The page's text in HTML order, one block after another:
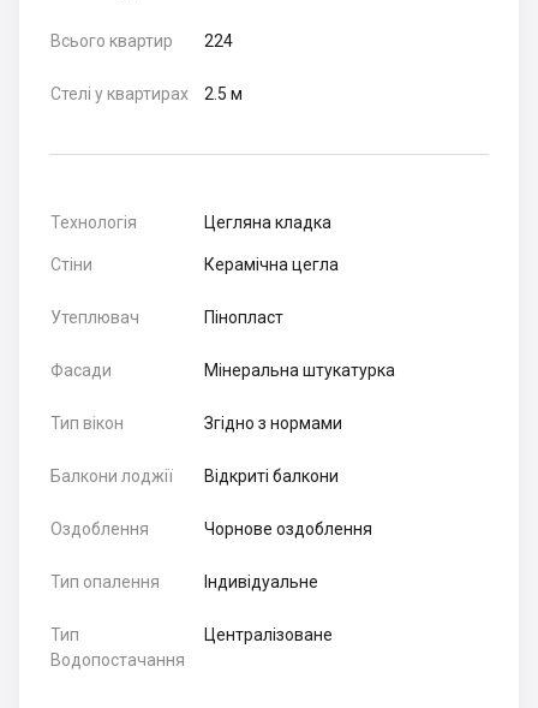
Всього квартир 224
Стелі у квартирах 2.5 м
Технологія Цегляна кладка
Стіни Керамічна цегла
Утеплювач Пінопласт
Фасади Мінеральна штукатурка
Тип вікон Згідно з нормами
Балкони лоджії Відкриті балкони
Оздоблення Чорнове оздоблення
Тип опалення Індивідуальне
Тип
Водопостачання
Централізоване